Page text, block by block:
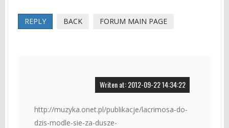
REPLY BACK FORUM MAIN PAGE
Writen at: 2012-09-22 14:34:22
http://muzyka.onet.pl/publikacje/lacrimosa-do-
dzis-modle-sie-za-dusze-